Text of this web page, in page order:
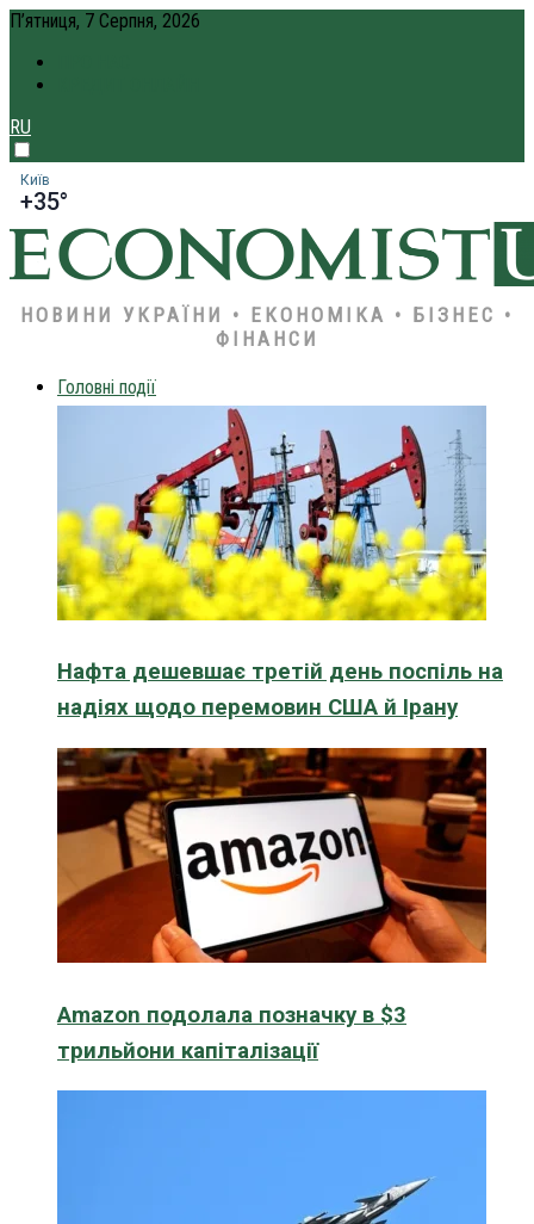
П’ятниця, 7 Серпня, 2026
RU
Київ
+35°
НОВИНИ УКРАЇНИ • ЕКОНОМІКА • БІЗНЕС •
ФІНАНСИ
Головні події
Нафта дешевшає третій день поспіль на
надіях щодо перемовин США й Ірану
Amazon подолала позначку в $3
трильйони капіталізації